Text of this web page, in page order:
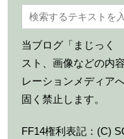
当ブログ「まじっ
スト、画像などの内
レーションメディア
固く禁止します。
FF14権利表記：(C)